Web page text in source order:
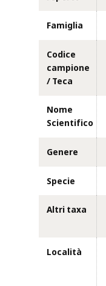
Famiglia
Codice
campione
/ Teca
Nome
Scientifico
Genere
Specie
Altri taxa
Località